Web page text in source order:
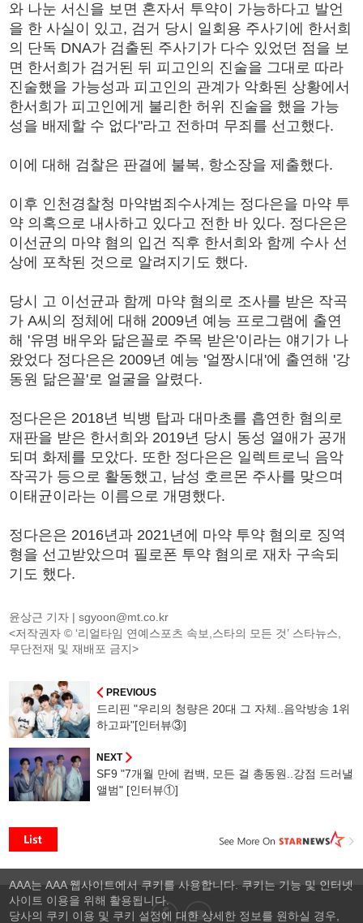
와 나눈 서신을 보면 혼자서 투약이 가능하다고 발언
을 한 사실이 있고, 검거 당시 일회용 주사기에 한서희
의 단독 DNA가 검출된 주사기가 다수 있었던 점을 보
면 한서희가 검거된 뒤 피고인의 진술을 그대로 따라
진술했을 가능성과 피고인의 관계가 악화된 상황에서
한서희가 피고인에게 불리한 허위 진술을 했을 가능
성을 배제할 수 없다"라고 전하며 무죄를 선고했다.
이에 대해 검찰은 판결에 불복, 항소장을 제출했다.
이후 인천경찰청 마약범죄수사계는 정다은을 마약 투
약 의혹으로 내사하고 있다고 전한 바 있다. 정다은은
이선균의 마약 혐의 입건 직후 한서희와 함께 수사 선
상에 포착된 것으로 알려지기도 했다.
당시 고 이선균과 함께 마약 혐의로 조사를 받은 작곡
가 A씨의 정체에 대해 2009년 예능 프로그램에 출연
해 '유명 배우와 닮은꼴로 주목 받은'이라는 얘기가 나
왔었다 정다은은 2009년 예능 '얼짱시대'에 출연해 '강
동원 닮은꼴'로 얼굴을 알렸다.
정다은은 2018년 빅뱅 탑과 대마초를 흡연한 혐의로
재판을 받은 한서희와 2019년 당시 동성 열애가 공개
되며 화제를 모았다. 또한 정다은은 일렉트로닉 음악
작곡가 등으로 활동했고, 남성 호르몬 주사를 맞으며
이태균이라는 이름으로 개명했다.
정다은은 2016년과 2021년에 마약 투약 혐의로 징역
형을 선고받았으며 필로폰 투약 혐의로 재차 구속되
기도 했다.
윤상근 기자 |sgyoon@mt.co.kr
<저작권자 © ‘리얼타임 연예스포츠 속보,스타의 모든 것’ 스타뉴스,
무단전재 및 재배포 금지>
PREVIOUS
드리핀 "우리의 청량은 20대 그 자체..음악방송 1위
하고파"[인터뷰③]
NEXT
SF9 "7개월 만에 컴백, 모든 걸 총동원..강점 드러낼
앨범" [인터뷰①]
AAA는 AAA 웹사이트에서 쿠키를 사용합니다. 쿠키는 기능 및 인터넷
사이트 이용을 위해 활용됩니다.
당사의 쿠키 이용 및 쿠키 설정에 대한 상세한 정보를 원하실 경우,